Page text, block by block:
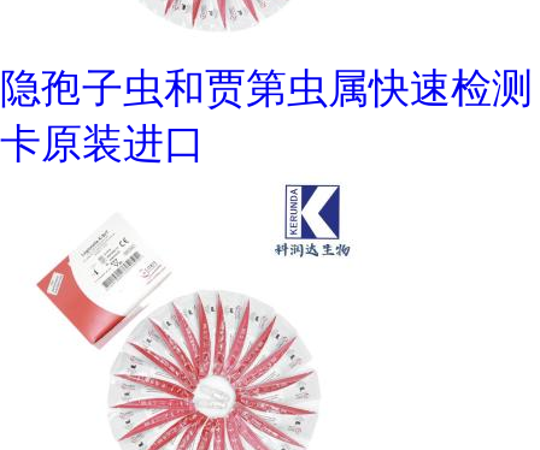
隐孢子虫和贾第虫属快速检测
卡原装进口